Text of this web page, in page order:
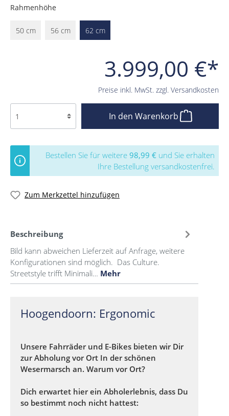
3.999,00 €*
Preise inkl. MwSt. zzgl. Versandkosten
Rahmenhöhe
50 cm 56 cm 62 cm
In den Warenkorb
Bestellen Sie für weitere 98,99 € und Sie erhalten
Ihre Bestellung versandkostenfrei.
Zum Merkzettel hinzufügen
Beschreibung
Bild kann abweichen Lieferzeit auf Anfrage, weitere
Konfigurationen sind möglich. Das Culture.
Streetstyle trifft Minimali… Mehr
Hoogendoorn: Ergonomic
Unsere Fahrräder und E-Bikes bieten wir Dir
zur Abholung vor Ort In der schönen
Wesermarsch an. Warum vor Ort?
Dich erwartet hier ein Abholerlebnis, dass Du
so bestimmt noch nicht hattest: